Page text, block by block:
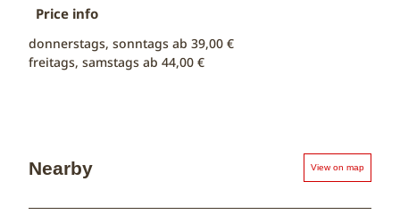
Price info
donnerstags, sonntags ab 39,00 €
freitags, samstags ab 44,00 €
Nearby View on map